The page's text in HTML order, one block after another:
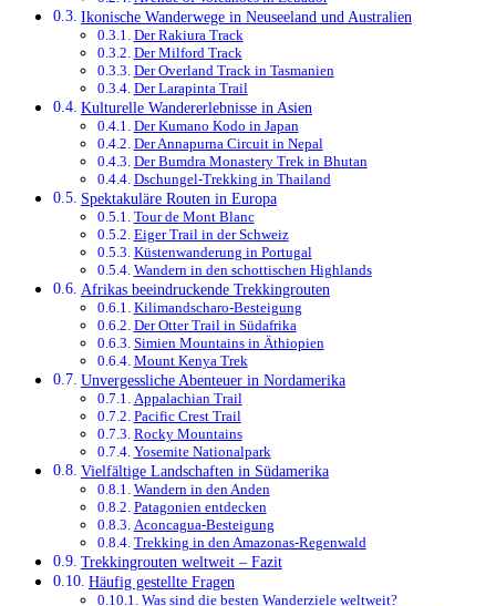
Ikonische Wanderwege in Neuseeland und Australien
Der Rakiura Track
Der Milford Track
Der Overland Track in Tasmanien
Der Larapinta Trail
Kulturelle Wandererlebnisse in Asien
Der Kumano Kodo in Japan
Der Annapurna Circuit in Nepal
Der Bumdra Monastery Trek in Bhutan
Dschungel-Trekking in Thailand
Spektakuläre Routen in Europa
Tour de Mont Blanc
Eiger Trail in der Schweiz
Küstenwanderung in Portugal
Wandern in den schottischen Highlands
Afrikas beeindruckende Trekkingrouten
Kilimandscharo-Besteigung
Der Otter Trail in Südafrika
Simien Mountains in Äthiopien
Mount Kenya Trek
Unvergessliche Abenteuer in Nordamerika
Appalachian Trail
Pacific Crest Trail
Rocky Mountains
Yosemite Nationalpark
Vielfältige Landschaften in Südamerika
Wandern in den Anden
Patagonien entdecken
Aconcagua-Besteigung
Trekking in den Amazonas-Regenwald
Trekkingrouten weltweit – Fazit
Häufig gestellte Fragen
Was sind die besten Wanderziele weltweit?